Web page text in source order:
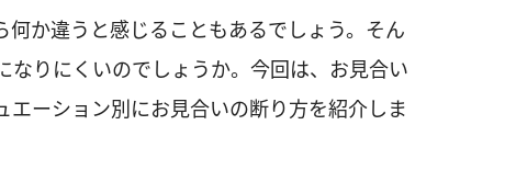
か違うと感じることもあるでしょう。そん
りにくいのでしょうか。今回は、お見合い
ーション別にお見合いの断り方を紹介しま